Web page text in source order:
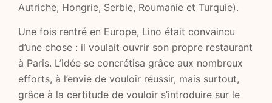
Autriche, Hongrie, Serbie, Roumanie et Turquie).
Une fois rentré en Europe, Lino était convaincu
d’une chose : il voulait ouvrir son propre restaurant
à Paris. L’idée se concrétisa grâce aux nombreux
efforts, à l’envie de vouloir réussir, mais surtout,
grâce à la certitude de vouloir s’introduire sur le